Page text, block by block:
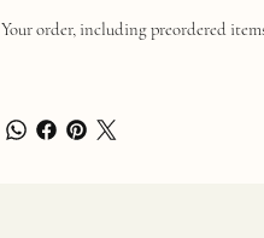
Your order, including preordered